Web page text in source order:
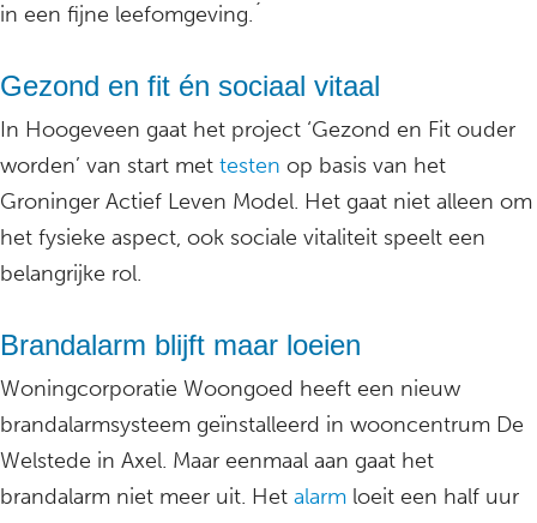
in een fijne leefomgeving.´
Gezond en fit én sociaal vitaal
In Hoogeveen gaat het project ‘Gezond en Fit ouder
worden’ van start met testen op basis van het
Groninger Actief Leven Model. Het gaat niet alleen om
het fysieke aspect, ook sociale vitaliteit speelt een
belangrijke rol.
Brandalarm blijft maar loeien
Woningcorporatie Woongoed heeft een nieuw
brandalarmsysteem geïnstalleerd in wooncentrum De
Welstede in Axel. Maar eenmaal aan gaat het
brandalarm niet meer uit. Het alarm loeit een half uur